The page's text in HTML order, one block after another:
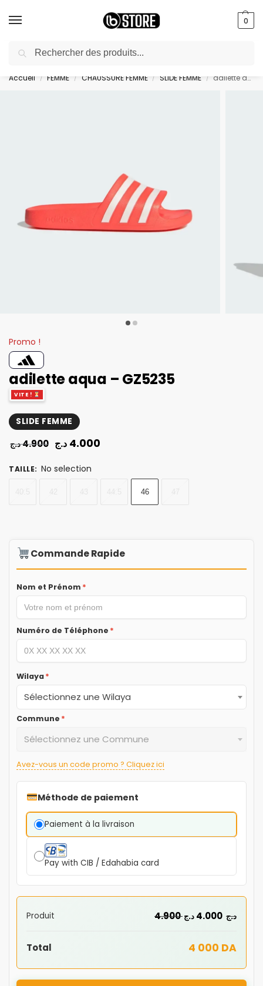
0
livraison gratuite au bureau dès 10000 DA avec paiement en ligne
Accueil / FEMME / CHAUSSURE FEMME / SLIDE FEMME / adilette aqua – GZ5235
Promo !
adilette aqua – GZ5235
VITE !
SLIDE FEMME
4.900د.ج 4.000 د.ج
TAILLE: No selection
46
Commande Rapide
Nom et Prénom *
Numéro de Téléphone *
Wilaya*
Sélectionnez une Wilaya
Commune *
Sélectionnez une Commune
Avez-vous un code promo ? Cliquez ici
Méthode de paiement
Paiement à la livraison
Pay with CIB / Edahabia card
Produit 4.900 د.ج 4.000 د.ج
Total 4 000 DA